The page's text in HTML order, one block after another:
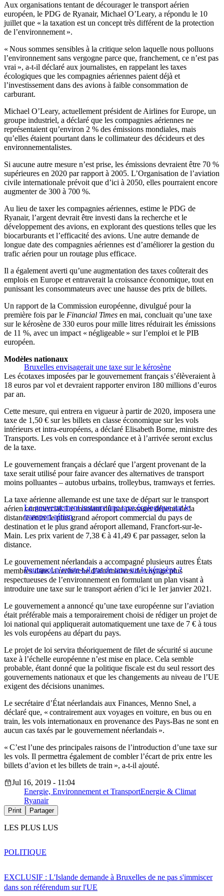
Aux organisations tentant de décourager le transport aérien
européen, le PDG de Ryanair, Michael O’Leary, a répondu le 10
juillet que « la taxation est un concept très différent de la protection
de l’environnement ».
« Nous sommes sensibles à la critique selon laquelle nous polluons
l’environnement sans vergogne parce que, franchement, ce n’est pas
vrai », a-t-il déclaré aux journalistes, en rappelant les taxes
écologiques que les compagnies aériennes paient déjà et
l’investissement dans des avions à faible consommation de
carburant.
Michael O’Leary, actuellement président de Airlines for Europe, un
groupe industriel, a déclaré que les compagnies aériennes ne
représentaient qu’environ 2 % des émissions mondiales, mais
qu’elles étaient pourtant dans le collimateur des décideurs et des
environnementalistes.
Si aucune autre mesure n’est prise, les émissions devraient être 70 %
supérieures en 2020 par rapport à 2005. L’Organisation de l’aviation
civile internationale prévoit que d’ici à 2050, elles pourraient encore
augmenter de 300 à 700 %.
Au lieu de taxer les compagnies aériennes, estime le PDG de
Ryanair, l’argent devrait être investi dans la recherche et le
développement des avions, en explorant des questions telles que les
biocarburants et l’efficacité des avions. Une autre demande de
longue date des compagnies aériennes est d’améliorer la gestion du
trafic aérien pour un routage plus efficace.
Il a également averti qu’une augmentation des taxes coûterait des
emplois en Europe et entraverait la croissance économique, tout en
punissant les consommateurs avec une hausse des prix de billets.
Un rapport de la Commission européenne, divulgué pour la
première fois par le Financial Times en mai, concluait qu’une taxe
sur le kérosène de 330 euros pour mille litres réduirait les émissions
de 11 %, avec un impact « négligeable » sur l’emploi et le PIB
européen.
Bruxelles envisagerait une taxe sur le kérosène
Modèles nationaux
Les écotaxes imposées par le gouvernement français s’élèveraient à
18 euros par vol et devraient rapporter environ 180 millions d’euros
par an.
Cette mesure, qui entrera en vigueur à partir de 2020, imposera une
taxe de 1,50 € sur les billets en classe économique sur les vols
intérieurs et intra-européens, a déclaré Elisabeth Borne, ministre des
Transports. Les vols en correspondance et à l’arrivée seront exclus
de la taxe.
Le gouvernement français a déclaré que l’argent provenant de la
taxe serait utilisé pour faire avancer des alternatives de transport
moins polluantes – autobus urbains, trolleybus, tramways et ferries.
Le gouvernement instaure une taxe écologique sur le
transport aérien
La taxe aérienne allemande est une taxe de départ sur le transport
aérien commercial. Le montant dû par passager dépend de la
distance entre le plus grand aéroport commercial du pays de
destination et le plus grand aéroport allemand, Francfort-sur-le-
Main. Les prix varient de 7,38 € à 41,49 € par passager, selon la
distance.
Pourquoi n’existe-t-il pas de taxe sur le kérosène ?
Le gouvernement néerlandais a accompagné plusieurs autres États
membres dans la recherche d’alternatives de voyage plus
respectueuses de l’environnement en formulant un plan visant à
introduire une taxe sur le transport aérien d’ici le 1er janvier 2021.
Le gouvernement a annoncé qu’une taxe européenne sur l’aviation
était préférable mais a temporairement choisi de rédiger un projet de
loi national qui appliquerait automatiquement une taxe de 7 € à tous
les vols européens au départ du pays.
Le projet de loi servira théoriquement de filet de sécurité si aucune
taxe à l’échelle européenne n’est mise en place. Cela semble
probable, étant donné que la politique fiscale est du seul ressort des
gouvernements nationaux et que les changements au niveau de l’UE
exigent des décisions unanimes.
Le secrétaire d’État néerlandais aux Finances, Menno Snel, a
déclaré que, « contrairement aux voyages en voiture, en bus ou en
train, les vols internationaux en provenance des Pays-Bas ne sont en
aucun cas taxés par le gouvernement néerlandais ».
« C’est l’une des principales raisons de l’introduction d’une taxe sur
les vols. Il permettra également de combler l’écart de prix entre les
billets d’avion et les billets de train », a-t-il ajouté.
Jul 16, 2019 - 11:04
Energie, Environnement et TransportEnergie & Climat
Ryanair
Print Partager
LES PLUS LUS
EXCLUSIF : L'Islande demande à Bruxelles de ne pas s'immiscer
dans son référendum sur l'UE
POLITIQUE